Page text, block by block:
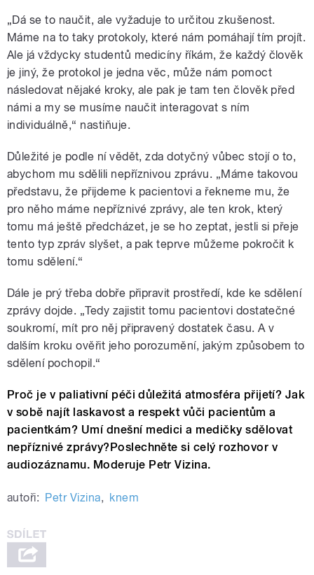
„Dá se to naučit, ale vyžaduje to určitou zkušenost.
Máme na to taky protokoly, které nám pomáhají tím projít.
Ale já vždycky studentů medicíny říkám, že každý člověk
je jiný, že protokol je jedna věc, může nám pomoct
následovat nějaké kroky, ale pak je tam ten člověk před
námi a my se musíme naučit interagovat s ním
individuálně,“ nastiňuje.
Důležité je podle ní vědět, zda dotyčný vůbec stojí o to,
abychom mu sdělili nepříznivou zprávu. „Máme takovou
představu, že přijdeme k pacientovi a řekneme mu, že
pro něho máme nepříznivé zprávy, ale ten krok, který
tomu má ještě předcházet, je se ho zeptat, jestli si přeje
tento typ zpráv slyšet, a pak teprve můžeme pokročit k
tomu sdělení.“
Dále je prý třeba dobře připravit prostředí, kde ke sdělení
zprávy dojde. „Tedy zajistit tomu pacientovi dostatečné
soukromí, mít pro něj připravený dostatek času. A v
dalším kroku ověřit jeho porozumění, jakým způsobem to
sdělení pochopil.“
Proč je v paliativní péči důležitá atmosféra přijetí? Jak
v sobě najít laskavost a respekt vůči pacientům a
pacientkám? Umí dnešní medici a medičky sdělovat
nepříznivé zprávy?Poslechněte si celý rozhovor v
audiozáznamu. Moderuje Petr Vizina.
autoři: Petr Vizina, knem